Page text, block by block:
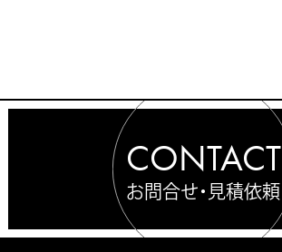
CONTACT
お問合せ・見積依頼